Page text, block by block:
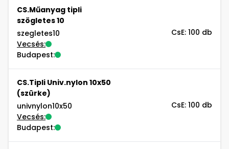
CS.Műanyag tipli
szögletes 10
szegletes10
Vecsés:
Budapest:
CsE: 100 db
CS.Tipli Univ.nylon 10x50
(szürke)
univnylon10x50
Vecsés:
Budapest:
CsE: 100 db